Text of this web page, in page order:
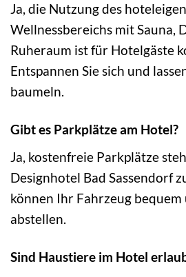
Ja, die Nutzung des
Wellnessbereichs mit Sauna,
Ruheraum ist für Hotelgäste
Entspannen Sie sich und
baumeln.
Gibt es Parkplätze am Hotel?
Ja, kostenfreie Parkplätze
Designhotel Bad Sassendorf
können Ihr Fahrzeug bequem
abstellen.
Sind Haustiere im Hotel